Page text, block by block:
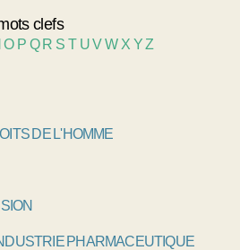
clefs
O P Q R S T UVW X YZ
DE L'HOMME
PHARMACEUTIQUE